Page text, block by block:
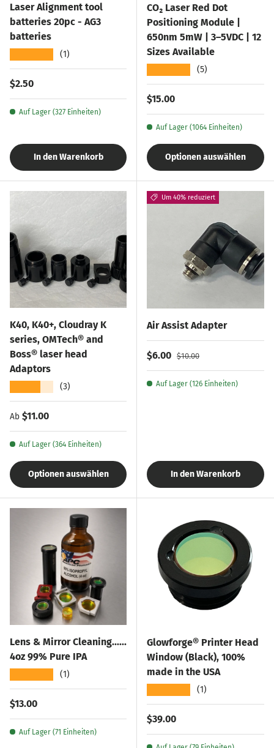
Laser Alignment tool
batteries 20pc - AG3
batteries
(1)
Normaler Preis
$2.50
Auf Lager (327 Einheiten)
In den Warenkorb
CO₂ Laser Red Dot
Positioning Module |
650nm 5mW | 3–5VDC | 12
Sizes Available
(5)
Normaler Preis
$15.00
Auf Lager (1064 Einheiten)
Optionen auswählen
K40, K40+, Cloudray K
series, OMTech® and
Boss® laser head
Adaptors
(3)
Normaler Preis
Ab $11.00
Auf Lager (364 Einheiten)
Optionen auswählen
Um 40% reduziert
Air Assist Adapter
Verkaufspreis
$6.00 Normaler Preis
$10.00
Auf Lager (126 Einheiten)
In den Warenkorb
Lens & Mirror Cleaning......
4oz 99% Pure IPA
(1)
Normaler Preis
$13.00
Auf Lager (71 Einheiten)
Glowforge® Printer Head
Window (Black), 100%
made in the USA
(1)
Normaler Preis
$39.00